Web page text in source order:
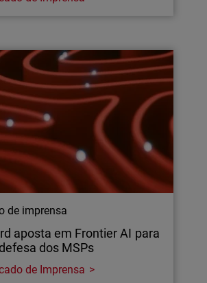
de imprensa
aposta em Frontier AI para
dos MSPs
de Imprensa